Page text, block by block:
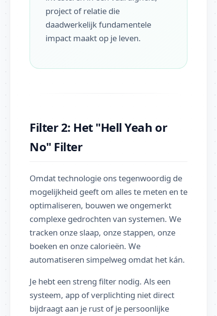
project of relatie die
daadwerkelijk fundamentele
impact maakt op je leven.
Filter 2: Het "Hell Yeah or
No" Filter
Omdat technologie ons tegenwoordig de
mogelijkheid geeft om alles te meten en te
optimaliseren, bouwen we ongemerkt
complexe gedrochten van systemen. We
tracken onze slaap, onze stappen, onze
boeken en onze calorieën. We
automatiseren simpelweg omdat het kán.
Je hebt een streng filter nodig. Als een
systeem, app of verplichting niet direct
bijdraagt aan je rust of je persoonlijke